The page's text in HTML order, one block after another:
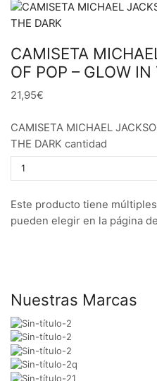
CAMISETA
OF POP – GLOW IN
21,95€
CAMISETA MICHAEL
THE DARK cantidad
Este producto tiene
pueden elegir en la página
Nuestras Marcas